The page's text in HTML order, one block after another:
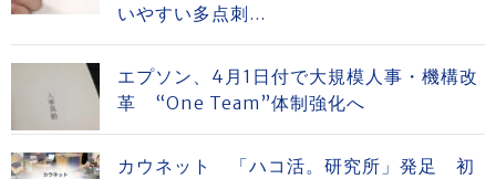
いやすい多点刺...
エプソン、4月1日付で大規模人事・機構改
革 “One Team”体制強化へ
カウネット 「ハコ活。研究所」発足 初